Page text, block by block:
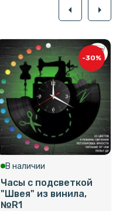
arrow_left arrow_right
-30%
В наличии
Часы с подсветкой
"Швея" из винила,
№R1